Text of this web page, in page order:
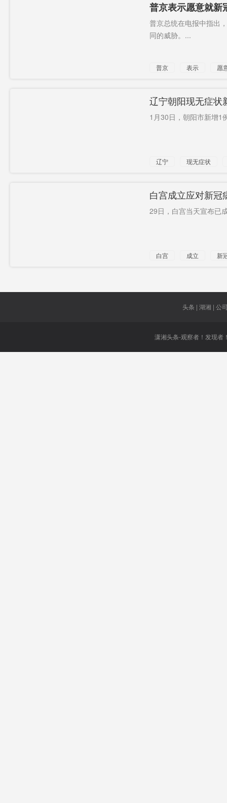
普京表示愿意就新
普京总统在电报中指出
同的威胁。...
普京 表示
愿
辽宁朝阳现无症状
1月30日，朝阳市新增1
辽宁 现无症状
白宫成立应对新冠
29日，白宫当天宣布已
白宫 成立
新
头条 | 湖湘 | 公
潇湘头条-观察者！发现者